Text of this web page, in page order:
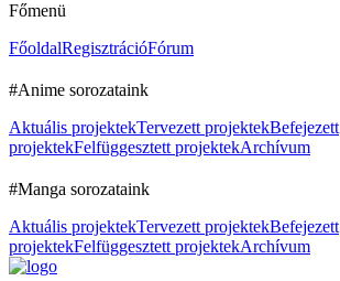
Főmenü
FőoldalRegisztrációFórum
#Anime sorozataink
Aktuális projektekTervezett projektekBefejezett
projektekFelfüggesztett projektekArchívum
#Manga sorozataink
Aktuális projektekTervezett projektekBefejezett
projektekFelfüggesztett projektekArchívum